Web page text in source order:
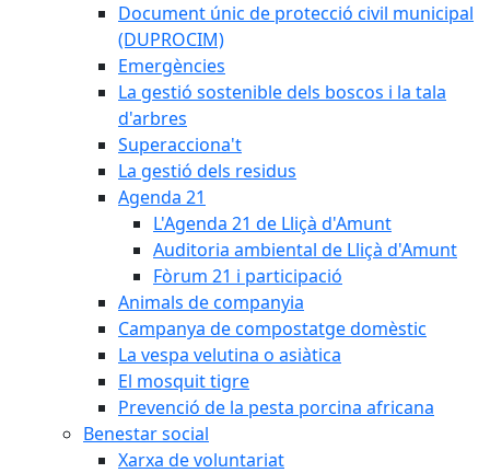
Document únic de protecció civil municipal
(DUPROCIM)
Emergències
La gestió sostenible dels boscos i la tala
d'arbres
Superacciona't
La gestió dels residus
Agenda 21
L'Agenda 21 de Lliçà d'Amunt
Auditoria ambiental de Lliçà d'Amunt
Fòrum 21 i participació
Animals de companyia
Campanya de compostatge domèstic
La vespa velutina o asiàtica
El mosquit tigre
Prevenció de la pesta porcina africana
Benestar social
Xarxa de voluntariat